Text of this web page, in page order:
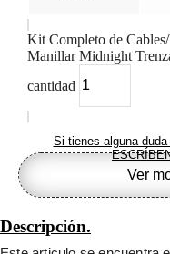
Kit Completo de
Manillar Midnight
cantidad
Si tienes alguna
Ver
Descripción.